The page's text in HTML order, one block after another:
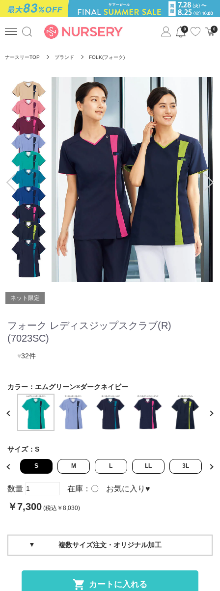
0 0
ナースリーTOP ブランド FOLK(フォーク)
ネット限定
フォーク レディスジップスクラブ(R)
(7023SC)
♥32件
カラー： エムグリーン×ダークネイビー
サイズ： S
S M L LL 3L
数量 在庫： 〇 お気に入り ♥
￥7,300 (税込￥8,030)
複数サイズ注文・オリジナル加工
カートに入れる